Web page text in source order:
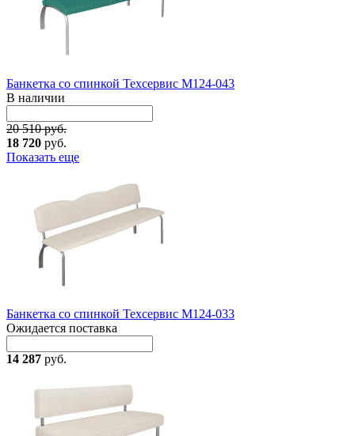
Банкетка со спинкой Техсервис М124-043
В наличии
20 510 руб.
18 720 руб.
Показать еще
Банкетка со спинкой Техсервис М124-033
Ожидается поставка
14 287 руб.